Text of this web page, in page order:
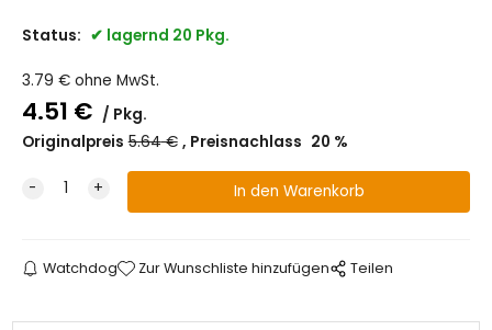
Status: lagernd 20 Pkg.
3.79 € ohne MwSt.
4.51 €
Pkg.
Originalpreis 5.64€ Preisnachlass 20 %
Watchdog Zur Wunschliste hinzufügen Teilen